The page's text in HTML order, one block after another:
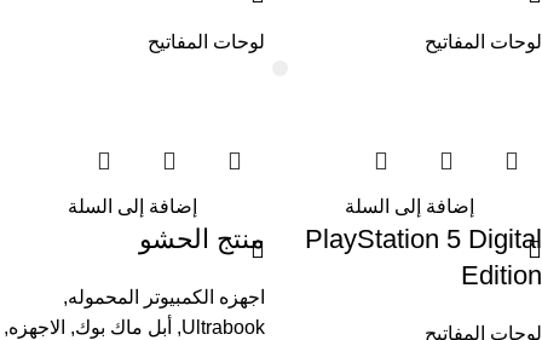
لوحات المفاتيح لوحات المفاتيح
إضافة إلى السلة
PlayStation 5 Digital
Edition
لوحات المفاتيح
إضافة إلى السلة
منتج الحشو
اجهزه الكمبيوتر المحموله,
Ultrabook
, أبل ماك بوك, الاجهزه,